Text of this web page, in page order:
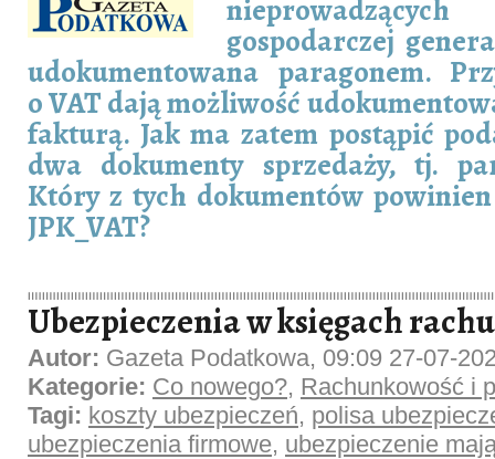
gospodarczej
udokumentowana paragonem.
o VAT dają możliwość
fakturą. Jak ma zatem postąpić
dwa dokumenty sprzedaży, tj.
Który z tych dokumentów
JPK_VAT?
Ubezpieczenia w księgach
Autor: Gazeta Podatkowa, 09:09 27-07-
Kategorie: Co nowego?, Rachunkowość i
Tagi: koszty ubezpieczeń, polisa
ubezpieczenia firmowe, ubezpieczenie